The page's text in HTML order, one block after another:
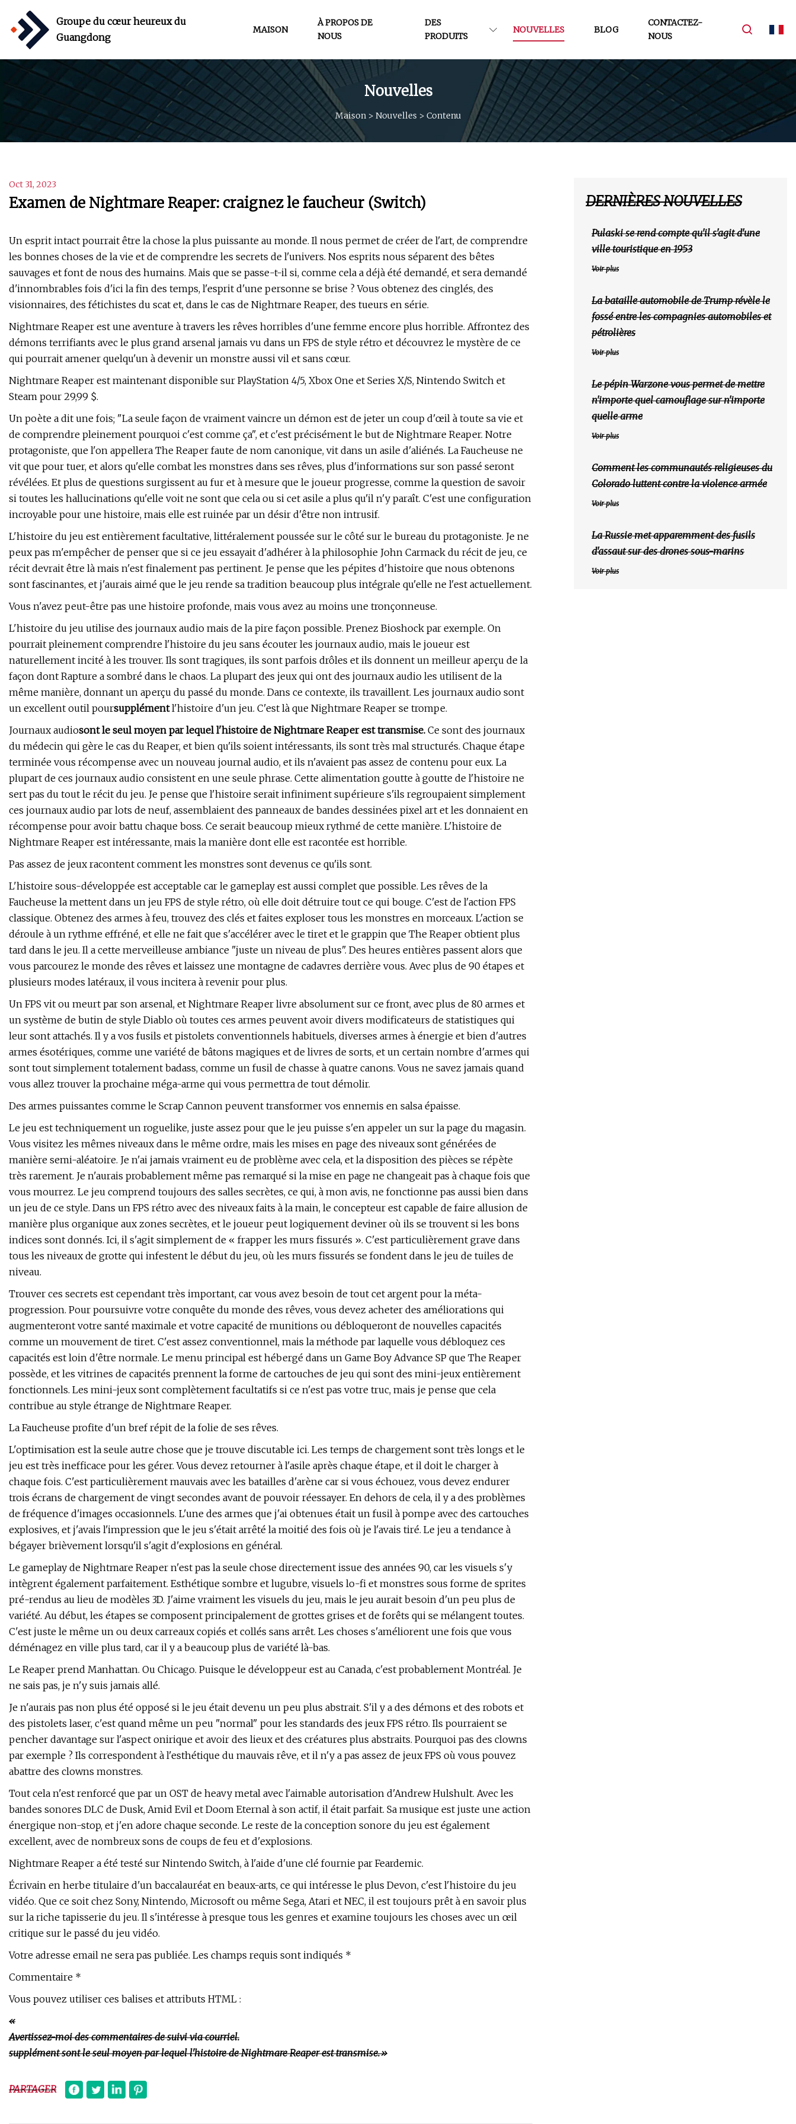
Groupe du cœur heureux du
Guangdong
MAISON
À PROPOS DE
NOUS
DES
PRODUITS
NOUVELLES BLOG
CONTACTEZ-
NOUS
Nouvelles
Maison > Nouvelles > Contenu
Oct 31, 2023
Examen de Nightmare Reaper: craignez le faucheur (Switch)
Un esprit intact pourrait être la chose la plus puissante au monde. Il nous permet de créer de l'art, de comprendre
les bonnes choses de la vie et de comprendre les secrets de l'univers. Nos esprits nous séparent des bêtes
sauvages et font de nous des humains. Mais que se passe-t-il si, comme cela a déjà été demandé, et sera demandé
d'innombrables fois d'ici la fin des temps, l'esprit d'une personne se brise ? Vous obtenez des cinglés, des
visionnaires, des fétichistes du scat et, dans le cas de Nightmare Reaper, des tueurs en série.
Nightmare Reaper est une aventure à travers les rêves horribles d'une femme encore plus horrible. Affrontez des
démons terrifiants avec le plus grand arsenal jamais vu dans un FPS de style rétro et découvrez le mystère de ce
qui pourrait amener quelqu'un à devenir un monstre aussi vil et sans cœur.
Nightmare Reaper est maintenant disponible sur PlayStation 4/5, Xbox One et Series X/S, Nintendo Switch et
Steam pour 29,99 $.
Un poète a dit une fois; "La seule façon de vraiment vaincre un démon est de jeter un coup d'œil à toute sa vie et
de comprendre pleinement pourquoi c'est comme ça", et c'est précisément le but de Nightmare Reaper. Notre
protagoniste, que l'on appellera The Reaper faute de nom canonique, vit dans un asile d'aliénés. La Faucheuse ne
vit que pour tuer, et alors qu'elle combat les monstres dans ses rêves, plus d'informations sur son passé seront
révélées. Et plus de questions surgissent au fur et à mesure que le joueur progresse, comme la question de savoir
si toutes les hallucinations qu'elle voit ne sont que cela ou si cet asile a plus qu'il n'y paraît. C'est une configuration
incroyable pour une histoire, mais elle est ruinée par un désir d'être non intrusif.
L'histoire du jeu est entièrement facultative, littéralement poussée sur le côté sur le bureau du protagoniste. Je ne
peux pas m'empêcher de penser que si ce jeu essayait d'adhérer à la philosophie John Carmack du récit de jeu, ce
récit devrait être là mais n'est finalement pas pertinent. Je pense que les pépites d'histoire que nous obtenons
sont fascinantes, et j'aurais aimé que le jeu rende sa tradition beaucoup plus intégrale qu'elle ne l'est actuellement.
Vous n'avez peut-être pas une histoire profonde, mais vous avez au moins une tronçonneuse.
L'histoire du jeu utilise des journaux audio mais de la pire façon possible. Prenez Bioshock par exemple. On
pourrait pleinement comprendre l'histoire du jeu sans écouter les journaux audio, mais le joueur est
naturellement incité à les trouver. Ils sont tragiques, ils sont parfois drôles et ils donnent un meilleur aperçu de la
façon dont Rapture a sombré dans le chaos. La plupart des jeux qui ont des journaux audio les utilisent de la
même manière, donnant un aperçu du passé du monde. Dans ce contexte, ils travaillent. Les journaux audio sont
un excellent outil poursupplémentl'histoire d'un jeu. C'est là que Nightmare Reaper se trompe.
Journaux audiosont le seul moyen par lequel l'histoire de Nightmare Reaper est transmise. Ce sont des journaux
du médecin qui gère le cas du Reaper, et bien qu'ils soient intéressants, ils sont très mal structurés. Chaque étape
terminée vous récompense avec un nouveau journal audio, et ils n'avaient pas assez de contenu pour eux. La
plupart de ces journaux audio consistent en une seule phrase. Cette alimentation goutte à goutte de l'histoire ne
sert pas du tout le récit du jeu. Je pense que l'histoire serait infiniment supérieure s'ils regroupaient simplement
ces journaux audio par lots de neuf, assemblaient des panneaux de bandes dessinées pixel art et les donnaient en
récompense pour avoir battu chaque boss. Ce serait beaucoup mieux rythmé de cette manière. L'histoire de
Nightmare Reaper est intéressante, mais la manière dont elle est racontée est horrible.
Pas assez de jeux racontent comment les monstres sont devenus ce qu'ils sont.
L'histoire sous-développée est acceptable car le gameplay est aussi complet que possible. Les rêves de la
Faucheuse la mettent dans un jeu FPS de style rétro, où elle doit détruire tout ce qui bouge. C'est de l'action FPS
classique. Obtenez des armes à feu, trouvez des clés et faites exploser tous les monstres en morceaux. L'action se
déroule à un rythme effréné, et elle ne fait que s'accélérer avec le tiret et le grappin que The Reaper obtient plus
tard dans le jeu. Il a cette merveilleuse ambiance "juste un niveau de plus". Des heures entières passent alors que
vous parcourez le monde des rêves et laissez une montagne de cadavres derrière vous. Avec plus de 90 étapes et
plusieurs modes latéraux, il vous incitera à revenir pour plus.
Un FPS vit ou meurt par son arsenal, et Nightmare Reaper livre absolument sur ce front, avec plus de 80 armes et
un système de butin de style Diablo où toutes ces armes peuvent avoir divers modificateurs de statistiques qui
leur sont attachés. Il y a vos fusils et pistolets conventionnels habituels, diverses armes à énergie et bien d'autres
armes ésotériques, comme une variété de bâtons magiques et de livres de sorts, et un certain nombre d'armes qui
sont tout simplement totalement badass, comme un fusil de chasse à quatre canons. Vous ne savez jamais quand
vous allez trouver la prochaine méga-arme qui vous permettra de tout démolir.
Des armes puissantes comme le Scrap Cannon peuvent transformer vos ennemis en salsa épaisse.
Le jeu est techniquement un roguelike, juste assez pour que le jeu puisse s'en appeler un sur la page du magasin.
Vous visitez les mêmes niveaux dans le même ordre, mais les mises en page des niveaux sont générées de
manière semi-aléatoire. Je n'ai jamais vraiment eu de problème avec cela, et la disposition des pièces se répète
très rarement. Je n'aurais probablement même pas remarqué si la mise en page ne changeait pas à chaque fois que
vous mourrez. Le jeu comprend toujours des salles secrètes, ce qui, à mon avis, ne fonctionne pas aussi bien dans
un jeu de ce style. Dans un FPS rétro avec des niveaux faits à la main, le concepteur est capable de faire allusion de
manière plus organique aux zones secrètes, et le joueur peut logiquement deviner où ils se trouvent si les bons
indices sont donnés. Ici, il s'agit simplement de « frapper les murs fissurés ». C'est particulièrement grave dans
tous les niveaux de grotte qui infestent le début du jeu, où les murs fissurés se fondent dans le jeu de tuiles de
niveau.
Trouver ces secrets est cependant très important, car vous avez besoin de tout cet argent pour la méta-
progression. Pour poursuivre votre conquête du monde des rêves, vous devez acheter des améliorations qui
augmenteront votre santé maximale et votre capacité de munitions ou débloqueront de nouvelles capacités
comme un mouvement de tiret. C'est assez conventionnel, mais la méthode par laquelle vous débloquez ces
capacités est loin d'être normale. Le menu principal est hébergé dans un Game Boy Advance SP que The Reaper
possède, et les vitrines de capacités prennent la forme de cartouches de jeu qui sont des mini-jeux entièrement
fonctionnels. Les mini-jeux sont complètement facultatifs si ce n'est pas votre truc, mais je pense que cela
contribue au style étrange de Nightmare Reaper.
La Faucheuse profite d'un bref répit de la folie de ses rêves.
L'optimisation est la seule autre chose que je trouve discutable ici. Les temps de chargement sont très longs et le
jeu est très inefficace pour les gérer. Vous devez retourner à l'asile après chaque étape, et il doit le charger à
chaque fois. C'est particulièrement mauvais avec les batailles d'arène car si vous échouez, vous devez endurer
trois écrans de chargement de vingt secondes avant de pouvoir réessayer. En dehors de cela, il y a des problèmes
de fréquence d'images occasionnels. L'une des armes que j'ai obtenues était un fusil à pompe avec des cartouches
explosives, et j'avais l'impression que le jeu s'était arrêté la moitié des fois où je l'avais tiré. Le jeu a tendance à
bégayer brièvement lorsqu'il s'agit d'explosions en général.
Le gameplay de Nightmare Reaper n'est pas la seule chose directement issue des années 90, car les visuels s'y
intègrent également parfaitement. Esthétique sombre et lugubre, visuels lo-fi et monstres sous forme de sprites
pré-rendus au lieu de modèles 3D. J'aime vraiment les visuels du jeu, mais le jeu aurait besoin d'un peu plus de
variété. Au début, les étapes se composent principalement de grottes grises et de forêts qui se mélangent toutes.
C'est juste le même un ou deux carreaux copiés et collés sans arrêt. Les choses s'améliorent une fois que vous
déménagez en ville plus tard, car il y a beaucoup plus de variété là-bas.
Le Reaper prend Manhattan. Ou Chicago. Puisque le développeur est au Canada, c'est probablement Montréal. Je
ne sais pas, je n'y suis jamais allé.
Je n'aurais pas non plus été opposé si le jeu était devenu un peu plus abstrait. S'il y a des démons et des robots et
des pistolets laser, c'est quand même un peu "normal" pour les standards des jeux FPS rétro. Ils pourraient se
pencher davantage sur l'aspect onirique et avoir des lieux et des créatures plus abstraits. Pourquoi pas des clowns
par exemple ? Ils correspondent à l'esthétique du mauvais rêve, et il n'y a pas assez de jeux FPS où vous pouvez
abattre des clowns monstres.
Tout cela n'est renforcé que par un OST de heavy metal avec l'aimable autorisation d'Andrew Hulshult. Avec les
bandes sonores DLC de Dusk, Amid Evil et Doom Eternal à son actif, il était parfait. Sa musique est juste une action
énergique non-stop, et j'en adore chaque seconde. Le reste de la conception sonore du jeu est également
excellent, avec de nombreux sons de coups de feu et d'explosions.
Nightmare Reaper a été testé sur Nintendo Switch, à l'aide d'une clé fournie par Feardemic.
Écrivain en herbe titulaire d'un baccalauréat en beaux-arts, ce qui intéresse le plus Devon, c'est l'histoire du jeu
vidéo. Que ce soit chez Sony, Nintendo, Microsoft ou même Sega, Atari et NEC, il est toujours prêt à en savoir plus
sur la riche tapisserie du jeu. Il s'intéresse à presque tous les genres et examine toujours les choses avec un œil
critique sur le passé du jeu vidéo.
Votre adresse email ne sera pas publiée. Les champs requis sont indiqués *
Commentaire *
Vous pouvez utiliser ces balises et attributs HTML :
Avertissez-moi des commentaires de suivi via courriel.
supplément sont le seul moyen par lequel l'histoire de Nightmare Reaper est transmise.
PARTAGER
DERNIÈRES NOUVELLES
Pulaski se rend compte qu'il s'agit d'une
ville touristique en 1953
Voir plus
La bataille automobile de Trump révèle le
fossé entre les compagnies automobiles et
pétrolières
Voir plus
Le pépin Warzone vous permet de mettre
n'importe quel camouflage sur n'importe
quelle arme
Voir plus
Comment les communautés religieuses du
Colorado luttent contre la violence armée
Voir plus
La Russie met apparemment des fusils
d'assaut sur des drones sous-marins
Voir plus